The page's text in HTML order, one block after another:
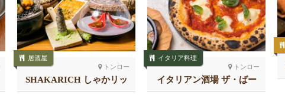
トンロー
居酒屋
SHAKARICH しゃかリッ
チ トンロー
トンロー
イタリア料理
イタリアン酒場 ザ・ばー
る トンロー